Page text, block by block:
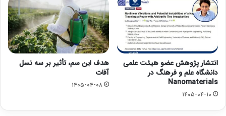
انتشار پژوهش عضو هیئت علمی
دانشگاه علم و فرهنگ در
Nanomaterials
۱۴۰۵-۰۴-۱۰
هدف این سم، تأثیر بر سه نسل
آفات
۱۴۰۵-۰۴-۰۸